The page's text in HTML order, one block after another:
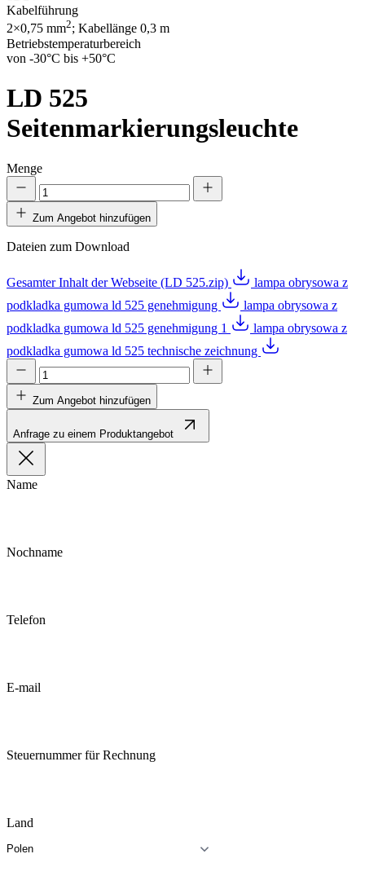
Kabelführung
2×0,75 mm2; Kabellänge 0,3 m
Betriebstemperaturbereich
von -30°C bis +50°C
LD 525
Seitenmarkierungsleuchte
Menge
Zum Angebot hinzufügen
Dateien zum Download
Gesamter Inhalt der Webseite (LD 525.zip)
lampa obrysowa z
podkladka gumowa ld 525 genehmigung
lampa obrysowa z
podkladka gumowa ld 525 genehmigung 1
lampa obrysowa z
podkladka gumowa ld 525 technische zeichnung
Zum Angebot hinzufügen
Anfrage zu einem Produktangebot
Name
Nochname
Telefon
E-mail
Steuernummer für Rechnung
Land